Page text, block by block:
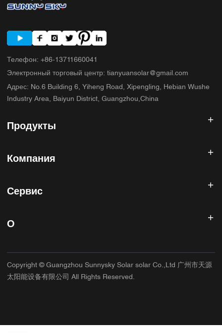
Телефон: +86-13711660041
Электронный торговый центр: tianyuansolar@gmail.com
Адрес: No.6 Building 6, Yiheng Road, Xipengling, Hebian Wushe
Industry Area, Baiyun District, Guangzhou,China
Продукты
Солнечная панель
Солнечная энергетическая система
Контроллер солнечного заряда
Компания
Продукты
О нас
Сервис
Политика возврата
Гарантийная политика
Условия использования
О
Основное приложение
Copyright © Guangzhou Sunnysky Solar solar Co.,Ltd 广州市天源
太阳能设备有限公司 All Rights Reserved.